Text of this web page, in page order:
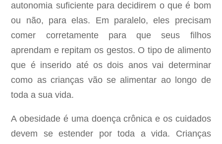
autonomia suficiente para decidirem o que é bom
ou não, para elas. Em paralelo, eles precisam
comer corretamente para que seus filhos
aprendam e repitam os gestos. O tipo de alimento
que é inserido até os dois anos vai determinar
como as crianças vão se alimentar ao longo de
toda a sua vida.
A obesidade é uma doença crônica e os cuidados
devem se estender por toda a vida. Crianças